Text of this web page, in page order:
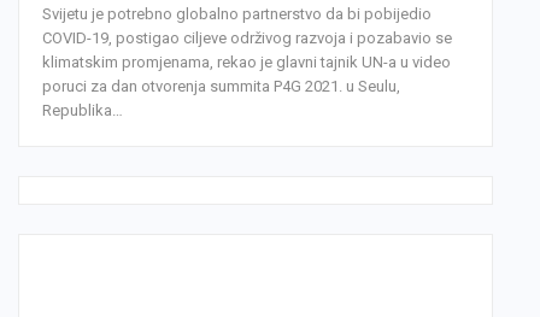
Svijetu je potrebno globalno partnerstvo da bi pobijedio
COVID-19, postigao ciljeve održivog razvoja i pozabavio se
klimatskim promjenama, rekao je glavni tajnik UN-a u video
poruci za dan otvorenja summita P4G 2021. u Seulu,
Republika…